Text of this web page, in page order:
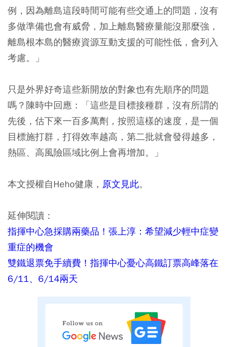
例，因為離島這段時間可能有些交通上的問題，沒有
多做準備也會有威脅，加上離島醫療量能沒那麼強，
離島根本島的醫療資源互動支援的可能性低，會列入
考慮。」
只是外界好奇這些新開放的對象也有先順序的問題
嗎？陳時中回應：「這些是目標接種群，沒有所謂的
先後，估下來一百多萬劑，按照這樣的速度，是一個
目標施打群，打得效率越高，第二批就會發得越多，
熱區、高風險區域比例上會再增加。」
本文授權自Heho健康， 原文見此。
延伸閱讀：
指揮中心急採購兩藥品！張上淳：希望減少輕中症變
重症的機會
雙鐵退票免手續費！指揮中心憂心高鐵訂票高峰落在
6/11、6/14兩天